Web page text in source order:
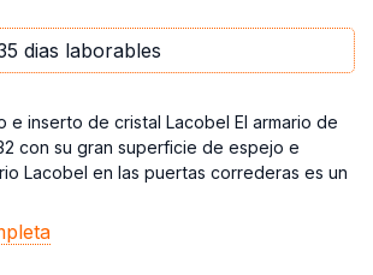
dias laborables
e inserto de cristal Lacobel El armario de
con su gran superficie de espejo e
Lacobel en las puertas correderas es un